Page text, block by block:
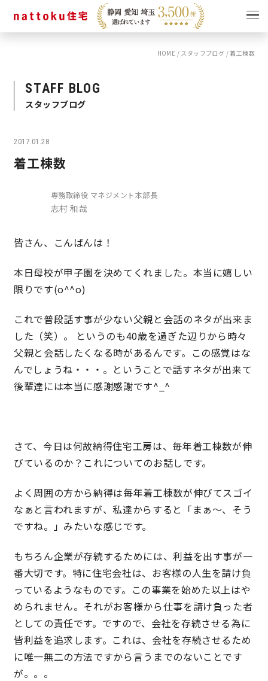
キャンペーン
ショールーム
スタッフブログ
タップで電話をかける
来店・見学予約
nattoku グループコーポレートサイト
nattoku住宅 10のこだわり
理想の暮らしを引き出すデザイン力
家具まで標準仕様の空間コーディネート
身体に優しい自然素材の家
耐震等級3 & 許容応力度計算 全棟標準
HOME / スタッフブログ /着工棟数
STAFF BLOG
スタッフブログ
2017.01.28
着工棟数
専務取締役 マネジメント本部長
志村 和哉
皆さん、こんばんは！
本日母校が甲子園を決めてくれました。本当に嬉しい
限りです(o^^o)
これで普段話す事が少ない父親と会話のネタが出来ま
した（笑）。 というのも40歳を過ぎた辺りから時々
父親と会話したくなる時があるんです。この感覚はな
んでしょうね・・・。ということで話すネタが出来て
後輩達には本当に感謝感謝です^_^
さて、今日は何故納得住宅工房は、毎年着工棟数が伸
びているのか？これについてのお話しです。
よく周囲の方から納得は毎年着工棟数が伸びてスゴイ
なぁと言われますが、私達からすると「まぁ～、そう
ですね。」みたいな感じです。
もちろん企業が存続するためには、利益を出す事が一
番大切です。特に住宅会社は、お客様の人生を請け負
っているようなものです。この事業を始めた以上はや
められません。それがお客様から仕事を請け負った者
としての責任です。ですので、会社を存続させる為に
皆利益を追求します。これは、会社を存続させるため
に唯一無二の方法ですから言うまでのないことです
が。。。